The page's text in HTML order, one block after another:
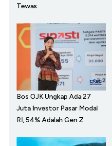
Tewas
Bos OJK Ungkap Ada 27
Juta Investor Pasar Modal
RI, 54% Adalah Gen Z